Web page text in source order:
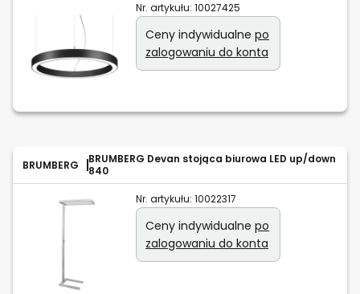
Nr. artykułu: 10027425
Ceny indywidualne po
zalogowaniu do konta
BRUMBERG
BRUMBERG Devan stojąca biurowa LED up/down
840
Nr. artykułu: 10022317
Ceny indywidualne po
zalogowaniu do konta